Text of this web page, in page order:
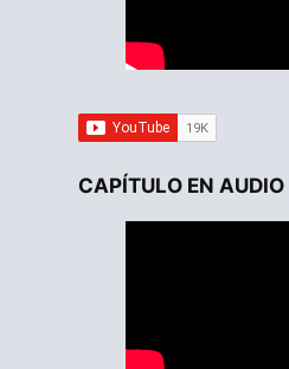
CAPÍTULO EN AUDIO